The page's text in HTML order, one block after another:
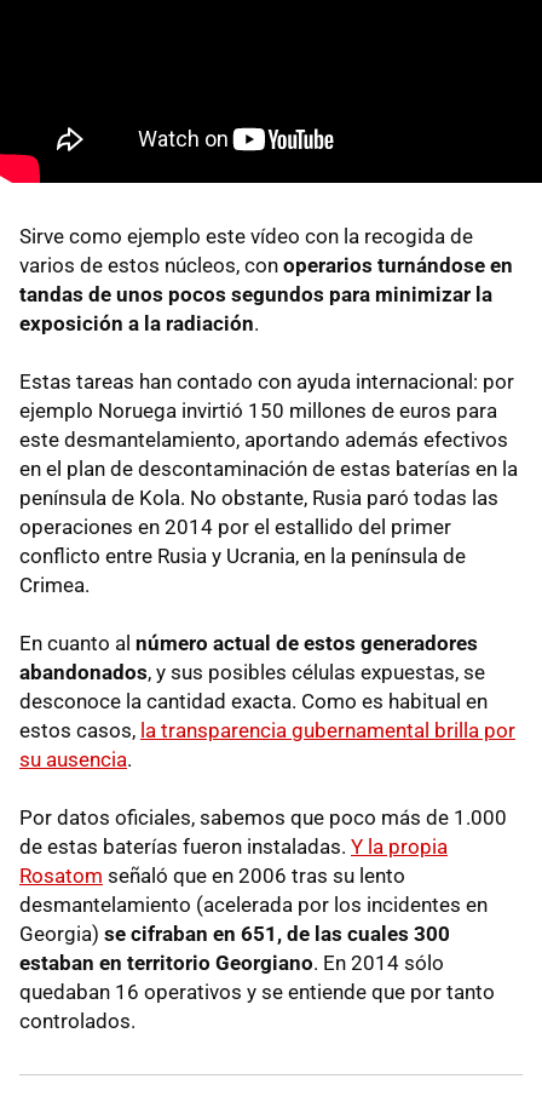
Sirve como ejemplo este vídeo con la recogida de
varios de estos núcleos, con operarios turnándose en
tandas de unos pocos segundos para minimizar la
exposición a la radiación.
Estas tareas han contado con ayuda internacional: por
ejemplo Noruega invirtió 150 millones de euros para
este desmantelamiento, aportando además efectivos
en el plan de descontaminación de estas baterías en la
península de Kola. No obstante, Rusia paró todas las
operaciones en 2014 por el estallido del primer
conflicto entre Rusia y Ucrania, en la península de
Crimea.
En cuanto al número actual de estos generadores
abandonados, y sus posibles células expuestas, se
desconoce la cantidad exacta. Como es habitual en
estos casos, la transparencia gubernamental brilla por
su ausencia.
Por datos oficiales, sabemos que poco más de 1.000
de estas baterías fueron instaladas. Y la propia
Rosatom señaló que en 2006 tras su lento
desmantelamiento (acelerada por los incidentes en
Georgia) se cifraban en 651, de las cuales 300
estaban en territorio Georgiano. En 2014 sólo
quedaban 16 operativos y se entiende que por tanto
controlados.